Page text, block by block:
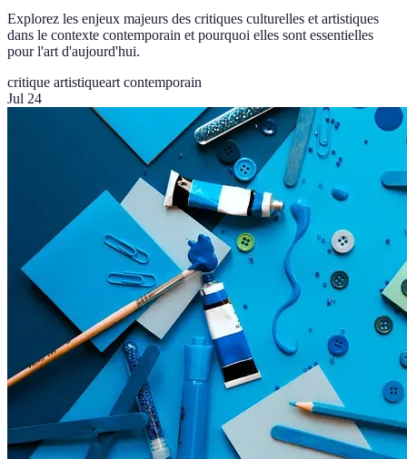
Explorez les enjeux majeurs des critiques culturelles et artistiques
dans le contexte contemporain et pourquoi elles sont essentielles
pour l'art d'aujourd'hui.
critique artistiqueart contemporain
Jul 24